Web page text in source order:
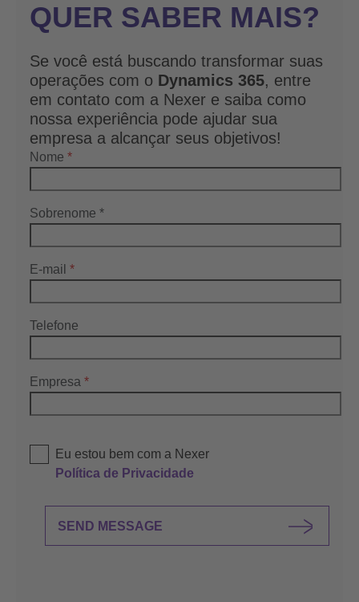
QUER SABER MAIS?
Se você está buscando transformar suas
operações com o Dynamics 365, entre
em contato com a Nexer e saiba como
nossa experiência pode ajudar sua
empresa a alcançar seus objetivos!
Nome *
Sobrenome *
E-mail *
Telefone
Empresa *
Eu estou bem com a Nexer
Política de Privacidade
SEND MESSAGE